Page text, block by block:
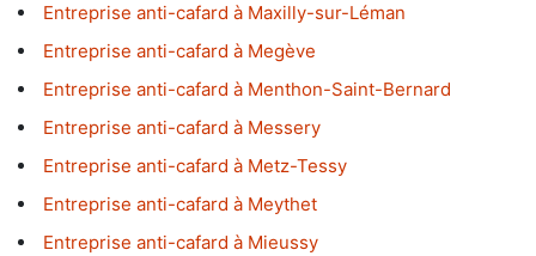
Entreprise anti-cafard à Maxilly-sur-Léman
Entreprise anti-cafard à Megève
Entreprise anti-cafard à Menthon-Saint-Bernard
Entreprise anti-cafard à Messery
Entreprise anti-cafard à Metz-Tessy
Entreprise anti-cafard à Meythet
Entreprise anti-cafard à Mieussy